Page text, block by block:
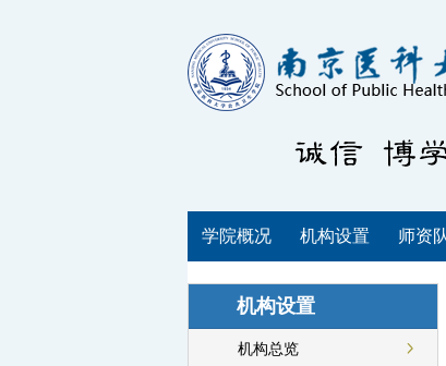
学院概况 机构设置 师资
机构设置
机构总览